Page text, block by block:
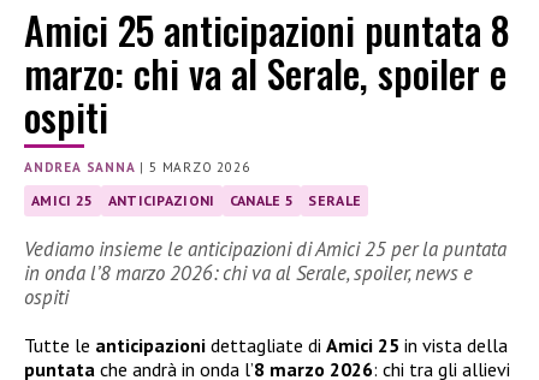
Amici 25 anticipazioni puntata 8
marzo: chi va al Serale, spoiler e
ospiti
ANDREA SANNA |5 MARZO 2026
AMICI 25 ANTICIPAZIONI CANALE 5 SERALE
Vediamo insieme le anticipazioni di Amici 25 per la puntata
in onda l’8 marzo 2026: chi va al Serale, spoiler, news e
ospiti
Tutte le anticipazioni dettagliate di Amici 25 in vista della
puntata che andrà in onda l’8 marzo 2026: chi tra gli allievi